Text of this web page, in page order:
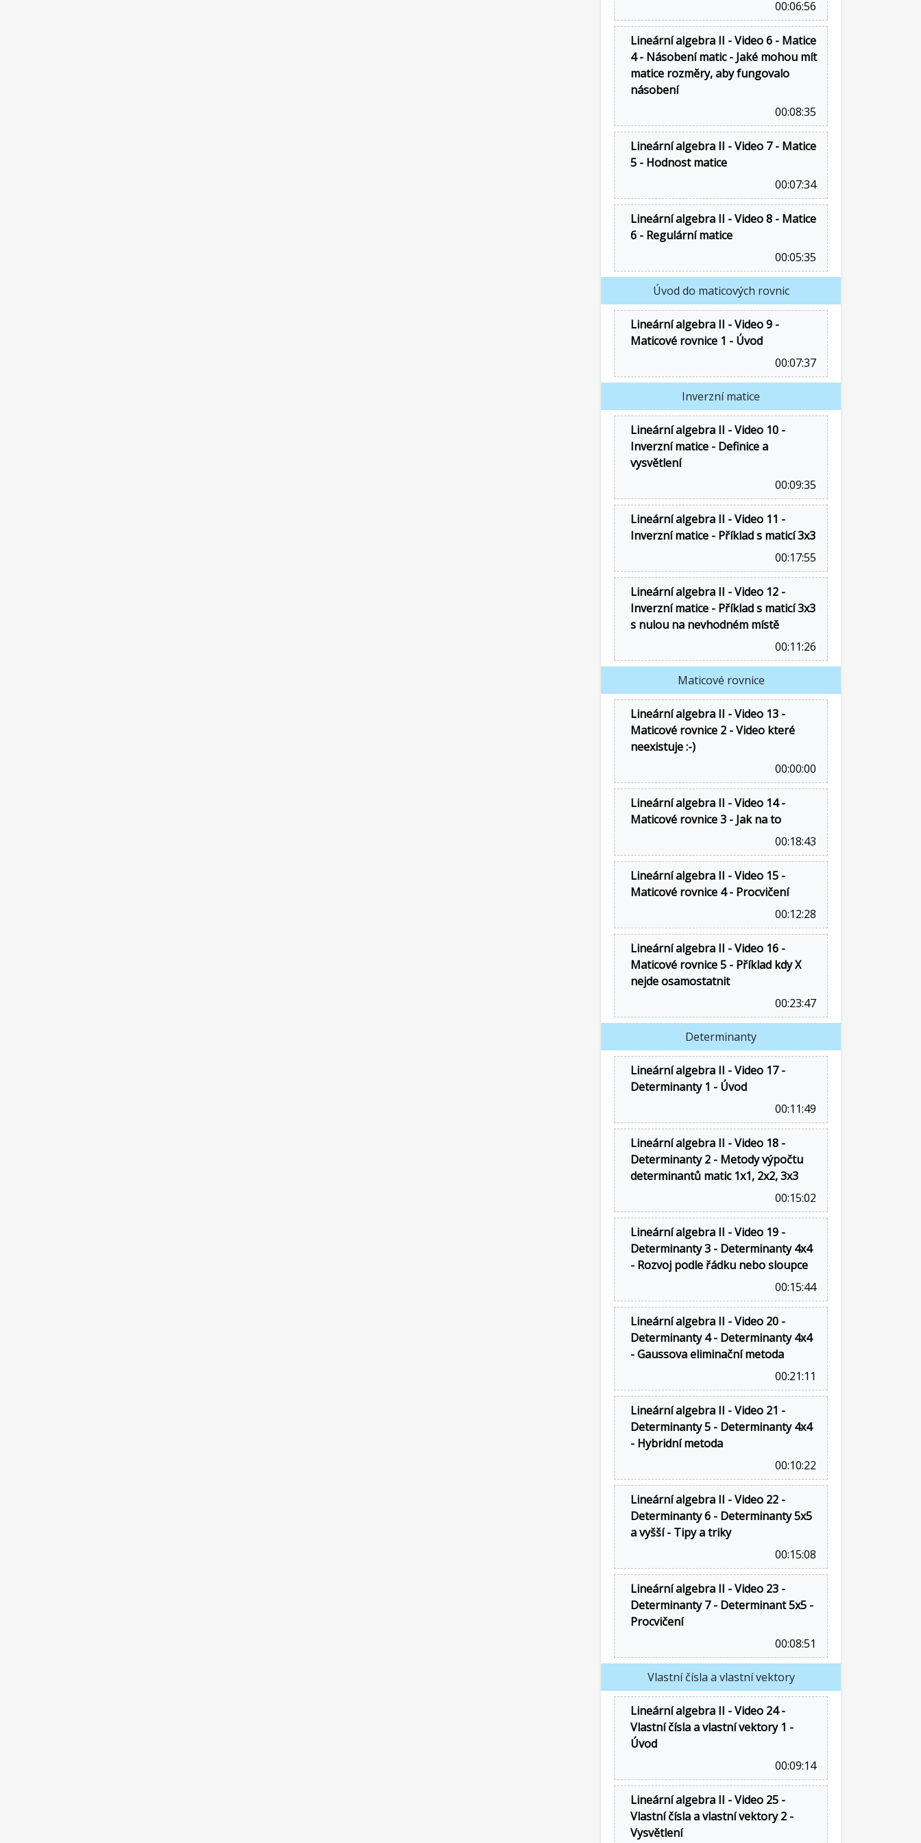
00:06:56
Lineární algebra II - Video 6 - Matice
4 - Násobení matic - Jaké mohou mít
matice rozměry, aby fungovalo
násobení
00:08:35
Lineární algebra II - Video 7 - Matice
5 - Hodnost matice
00:07:34
Lineární algebra II - Video 8 - Matice
6 - Regulární matice
00:05:35
Úvod do maticových rovnic
Lineární algebra II - Video 9 -
Maticové rovnice 1 - Úvod
00:07:37
Inverzní matice
Lineární algebra II - Video 10 -
Inverzní matice - Definice a
vysvětlení
00:09:35
Lineární algebra II - Video 11 -
Inverzní matice - Příklad s maticí 3x3
00:17:55
Lineární algebra II - Video 12 -
Inverzní matice - Příklad s maticí 3x3
s nulou na nevhodném místě
00:11:26
Maticové rovnice
Lineární algebra II - Video 13 -
Maticové rovnice 2 - Video které
neexistuje :-)
00:00:00
Lineární algebra II - Video 14 -
Maticové rovnice 3 - Jak na to
00:18:43
Lineární algebra II - Video 15 -
Maticové rovnice 4 - Procvičení
00:12:28
Lineární algebra II - Video 16 -
Maticové rovnice 5 - Příklad kdy X
nejde osamostatnit
00:23:47
Determinanty
Lineární algebra II - Video 17 -
Determinanty 1 - Úvod
00:11:49
Lineární algebra II - Video 18 -
Determinanty 2 - Metody výpočtu
determinantů matic 1x1, 2x2, 3x3
00:15:02
Lineární algebra II - Video 19 -
Determinanty 3 - Determinanty 4x4
- Rozvoj podle řádku nebo sloupce
00:15:44
Lineární algebra II - Video 20 -
Determinanty 4 - Determinanty 4x4
- Gaussova eliminační metoda
00:21:11
Lineární algebra II - Video 21 -
Determinanty 5 - Determinanty 4x4
- Hybridní metoda
00:10:22
Lineární algebra II - Video 22 -
Determinanty 6 - Determinanty 5x5
a vyšší - Tipy a triky
00:15:08
Lineární algebra II - Video 23 -
Determinanty 7 - Determinant 5x5 -
Procvičení
00:08:51
Vlastní čísla a vlastní vektory
Lineární algebra II - Video 24 -
Vlastní čísla a vlastní vektory 1 -
Úvod
00:09:14
Lineární algebra II - Video 25 -
Vlastní čísla a vlastní vektory 2 -
Vysvětlení